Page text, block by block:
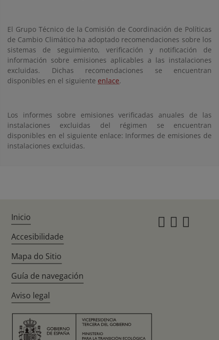
El Grupo Técnico de la Comisión de Coordinación de Políticas
de Cambio Climático ha adoptado recomendaciones sobre los
sistemas de seguimiento, verificación y notificación de
información sobre emisiones aplicables a las instalaciones
excluidas. Dichas recomendaciones se encuentran
disponibles en el siguiente enlace.
Los informes sobre emisiones verificadas anuales de las
instalaciones excluidas del régimen se encuentran
disponibles en el siguiente enlace: Informes de emisiones de
instalaciones excluidas.
Inicio
Accesibilidade
Mapa do Sitio
Guía de navegación
Aviso legal